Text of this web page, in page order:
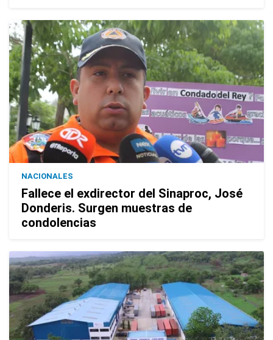
NACIONALES
Fallece el exdirector del Sinaproc, José
Donderis. Surgen muestras de
condolencias